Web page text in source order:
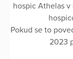
hospic Athelas v
Pokud se to
2023